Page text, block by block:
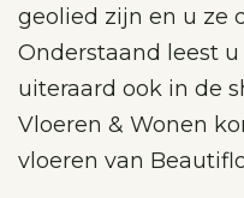
geolied zijn en u ze
Onderstaand leest
uiteraard ook in de
Vloeren & Wonen
vloeren van